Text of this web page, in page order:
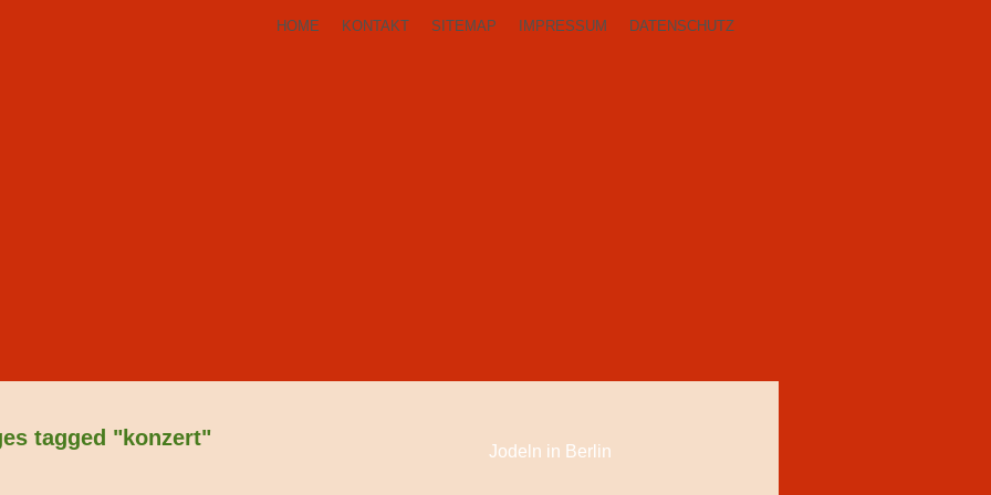
HOME KONTAKT SITEMAP IMPRESSUM DATENSCHUTZ
tagged "konzert"
Jodeln in Berlin